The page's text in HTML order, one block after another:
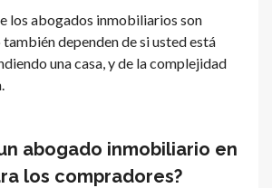
los abogados inmobiliarios son
dependen de si usted está
una casa, y de la complejidad
abogado inmobiliario en
los compradores?